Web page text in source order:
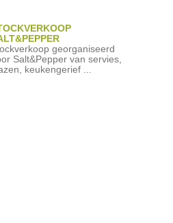
georganiseerd
Salt&Pepper van servies,
keukengerief ...